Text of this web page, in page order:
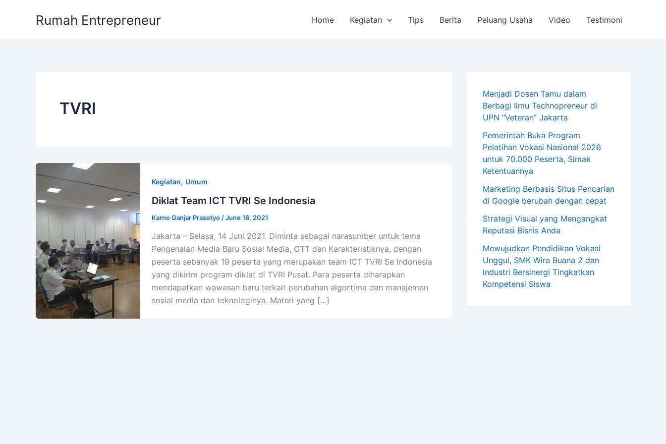
Rumah Entrepreneur Home Kegiatan Tips Berita Peluang Usaha Video Testimoni
TVRI
Kegiatan, Umum
Diklat Team ICT TVRI Se Indonesia
Karno Ganjar Prasetyo /June 16, 2021
Jakarta – Selasa, 14 Juni 2021. Diminta sebagai narasumber untuk tema
Pengenalan Media Baru Sosial Media, OTT dan Karakteristiknya, dengan
peserta sebanyak 19 peserta yang merupakan team ICT TVRI Se Indonesia
yang dikirim program diklat di TVRI Pusat. Para peserta diharapkan
mendapatkan wawasan baru terkait perubahan algortima dan manajemen
sosial media dan teknologinya. Materi yang […]
Menjadi Dosen Tamu dalam
Berbagi Ilmu Technopreneur di
UPN “Veteran” Jakarta
Pemerintah Buka Program
Pelatihan Vokasi Nasional 2026
untuk 70.000 Peserta, Simak
Ketentuannya
Marketing Berbasis Situs Pencarian
di Google berubah dengan cepat
Strategi Visual yang Mengangkat
Reputasi Bisnis Anda
Mewujudkan Pendidikan Vokasi
Unggul, SMK Wira Buana 2 dan
Industri Bersinergi Tingkatkan
Kompetensi Siswa